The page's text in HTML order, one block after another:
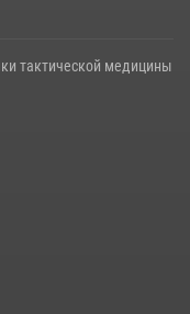
тактической медицины